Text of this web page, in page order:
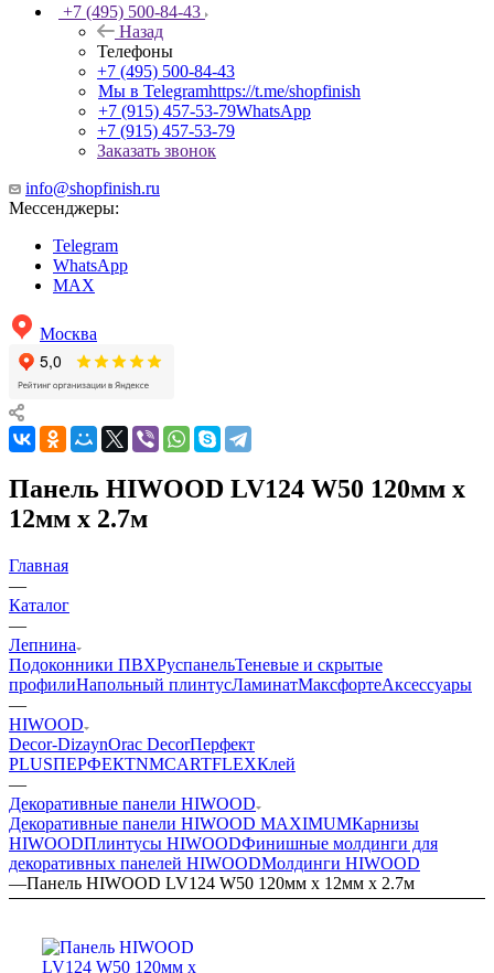
+7 (495) 500-84-43
Назад
Телефоны
+7 (495) 500-84-43
Мы в Telegramhttps://t.me/shopfinish
+7 (915) 457-53-79WhatsApp
+7 (915) 457-53-79
Заказать звонок
info@shopfinish.ru
Мессенджеры:
Telegram
WhatsApp
MAX
Москва
Панель HIWOOD LV124 W50 120мм х
12мм х 2.7м
Главная
—
Каталог
—
Лепнина
Подоконники ПВХРуспанельТеневые и скрытые
профилиНапольный плинтусЛаминатМаксфортеАксессуары
—
HIWOOD
Decor-DizaynOrac DecorПерфект
PLUSПЕРФЕКТNMCARTFLEXКлей
—
Декоративные панели HIWOOD
Декоративные панели HIWOOD MAXIMUMКарнизы
HIWOODПлинтусы HIWOODФинишные молдинги для
декоративных панелей HIWOODМолдинги HIWOOD
—Панель HIWOOD LV124 W50 120мм х 12мм х 2.7м